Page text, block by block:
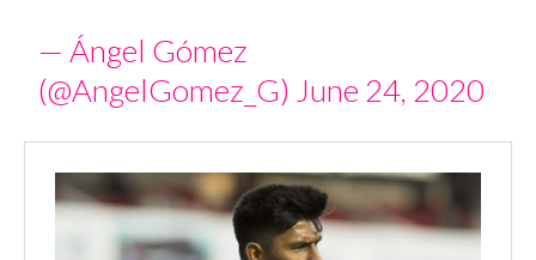
— Ángel Gómez
(@AngelGomez_G) June 24, 2020